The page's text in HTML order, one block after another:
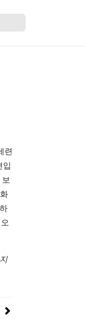
련
입